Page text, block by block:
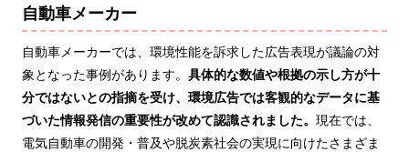
自動車メーカー
自動車メーカーでは、環境性能を訴求した広告表現が議論の対
象となった事例があります。 具体的な数値や根拠の示し方が十
分ではないとの指摘を受け、環境広告では客観的なデータに基
づいた情報発信の重要性が改めて認識されました。 現在では、
電気自動車の開発・普及や脱炭素社会の実現に向けたさまざま